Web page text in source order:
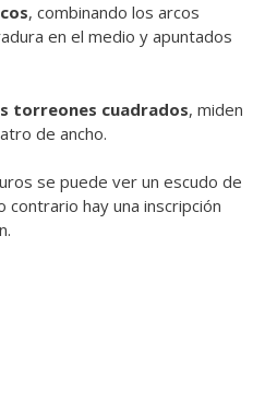
, combinando los arcos
en el medio y apuntados
torreones cuadrados, miden
de ancho.
se puede ver un escudo de
contrario hay una inscripción